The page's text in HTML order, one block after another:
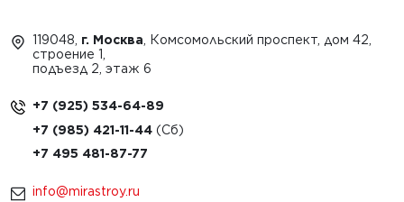
119048, г. Москва , Комсомольский проспект, дом 42,
строение 1,
подъезд 2, этаж 6
+7 (925) 534-64-89
+7 (985) 421-11-44
+7 495 481-87-77
info@mirastroy.ru